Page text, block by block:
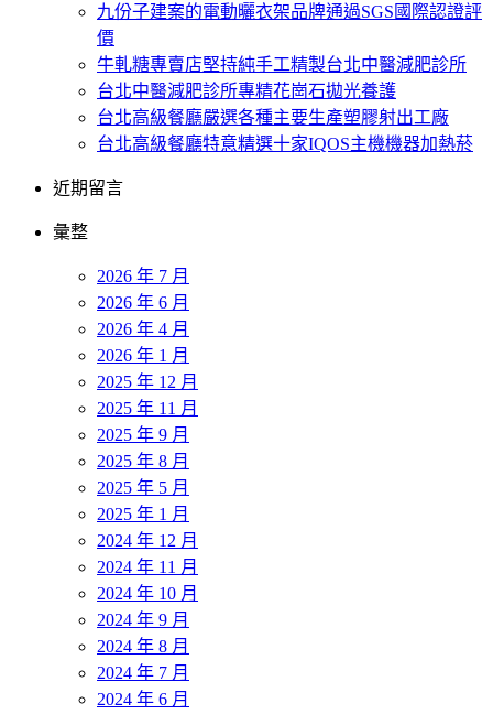
九份子建案的電動曬衣架品牌通過SGS國際認證評
價
牛軋糖專賣店堅持純手工精製台北中醫減肥診所
台北中醫減肥診所專精花崗石拋光養護
台北高級餐廳嚴選各種主要生產塑膠射出工廠
台北高級餐廳特意精選十家IQOS主機機器加熱菸
近期留言
彙整
2026 年 7 月
2026 年 6 月
2026 年 4 月
2026 年 1 月
2025 年 12 月
2025 年 11 月
2025 年 9 月
2025 年 8 月
2025 年 5 月
2025 年 1 月
2024 年 12 月
2024 年 11 月
2024 年 10 月
2024 年 9 月
2024 年 8 月
2024 年 7 月
2024 年 6 月